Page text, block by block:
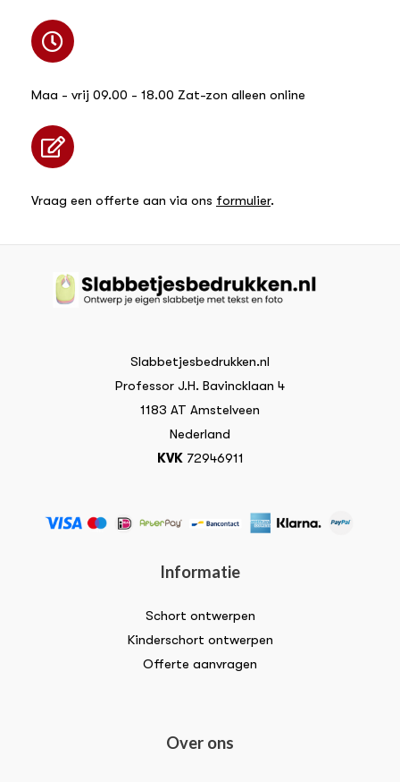
Maa - vrij 09.00 - 18.00 Zat-zon alleen online
Vraag een offerte aan via ons formulier.
Slabbetjesbedrukken.nl
Professor J.H. Bavincklaan 4
1183 AT Amstelveen
Nederland
KVK72946911
Informatie
Schort ontwerpen
Kinderschort ontwerpen
Offerte aanvragen
Over ons